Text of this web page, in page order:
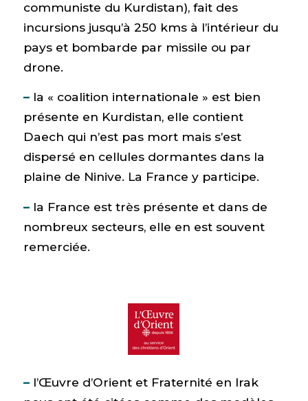
communiste du Kurdistan), fait des
incursions jusqu’à 250 kms à l’intérieur du
pays et bombarde par missile ou par
drone.
–la « coalition internationale » est bien
présente en Kurdistan, elle contient
Daech qui n’est pas mort mais s’est
dispersé en cellules dormantes dans la
plaine de Ninive. La France y participe.
–la France est très présente et dans de
nombreux secteurs, elle en est souvent
remerciée.
–l’Œuvre d’Orient et Fraternité en Irak